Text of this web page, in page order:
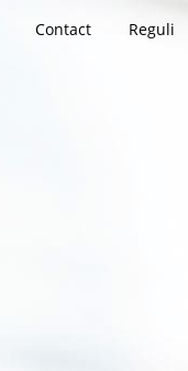
Contact Reguli